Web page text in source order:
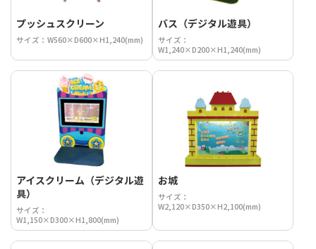
プッシュスクリーン
サイズ：W560×D600×H1,240(mm)
バス（デジタル遊具）
サイズ：
W1,240×D200×H1,240(mm)
アイスクリーム（デジタル遊
具）
サイズ：
W1,150×D300×H1,800(mm)
お城
サイズ：
W2,120×D350×H2,100(mm)